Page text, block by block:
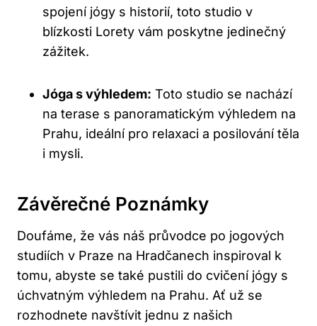
spojení jógy s historií, toto studio v
blízkosti Lorety vám poskytne jedinečný
zážitek.
Jóga s výhledem: Toto studio se nachází
na terase s panoramatickým výhledem na
Prahu, ideální pro relaxaci a posilování těla
i mysli.
Závěrečné Poznámky
Doufáme, že vás náš průvodce po jogových
studiích v Praze na Hradčanech inspiroval k
tomu, abyste se také pustili do cvičení jógy s
úchvatným výhledem na Prahu. Ať už se
rozhodnete navštívit jednu z našich